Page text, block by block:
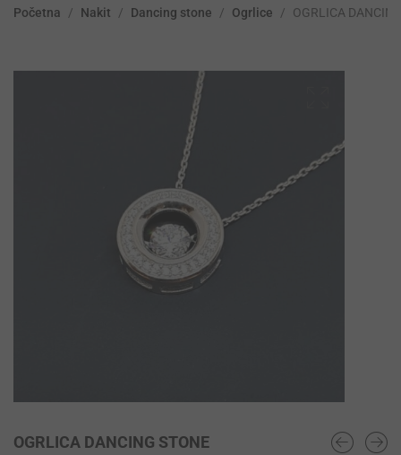
Početna / Nakit / Dancing stone / Ogrlice / OGRLICA
OGRLICA DANCING STONE